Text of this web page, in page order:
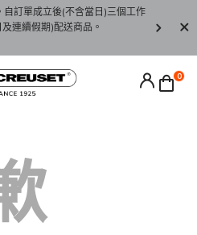
訂單成立後(不含當日)三個工作
連續假期)配送商品。
請至
0